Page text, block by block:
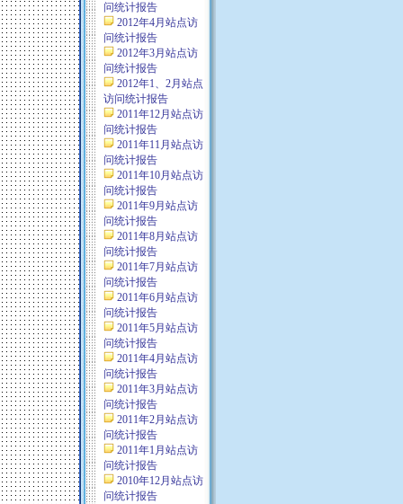
问统计报告
2012年4月站点访
问统计报告
2012年3月站点访
问统计报告
2012年1、2月站点
访问统计报告
2011年12月站点访
问统计报告
2011年11月站点访
问统计报告
2011年10月站点访
问统计报告
2011年9月站点访
问统计报告
2011年8月站点访
问统计报告
2011年7月站点访
问统计报告
2011年6月站点访
问统计报告
2011年5月站点访
问统计报告
2011年4月站点访
问统计报告
2011年3月站点访
问统计报告
2011年2月站点访
问统计报告
2011年1月站点访
问统计报告
2010年12月站点访
问统计报告